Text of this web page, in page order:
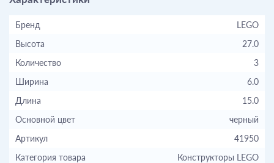
Бренд
LEGO
Высота
27.0
Количество
3
Ширина
6.0
Длина
15.0
Основной цвет
черный
Артикул
41950
Категория товара
Конструкторы LEGO